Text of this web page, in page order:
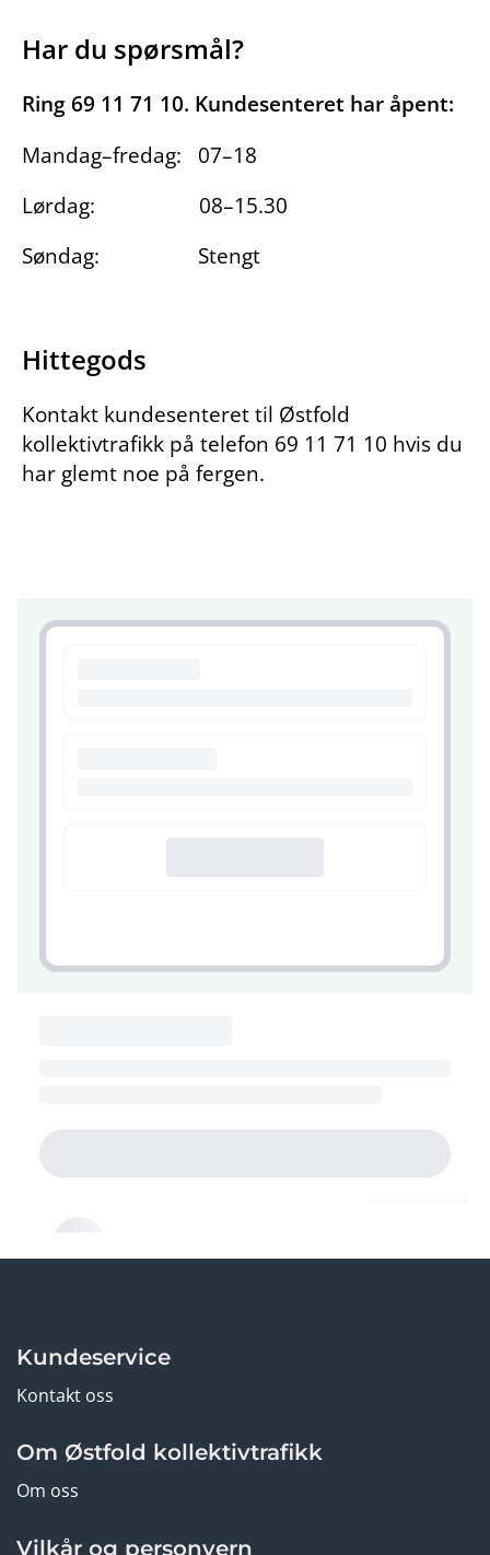
Har du spørsmål?
Ring 69 11 71 10. Kundesenteret har åpent:
Mandag–fredag: 07–18
Lørdag: 08–15.30
Søndag: Stengt
Hittegods
Kontakt kundesenteret til Østfold
kollektivtrafikk på telefon 69 11 71 10 hvis du
har glemt noe på fergen.
Kundeservice
Kontakt oss
Om Østfold kollektivtrafikk
Om oss
Vilkår og personvern